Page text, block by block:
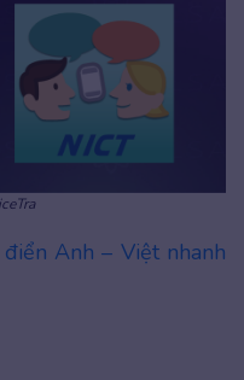
Anh – Việt nhanh